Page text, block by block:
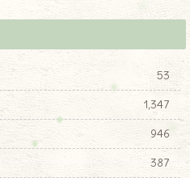
53
1,347
946
387